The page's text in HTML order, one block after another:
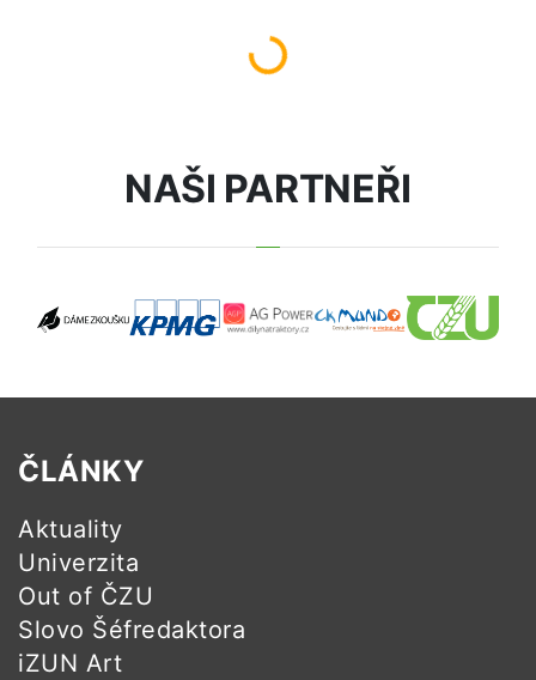
Načítám...
NAŠI PARTNEŘI
ČLÁNKY
Aktuality
Univerzita
Out of ČZU
Slovo Šéfredaktora
iZUN Art